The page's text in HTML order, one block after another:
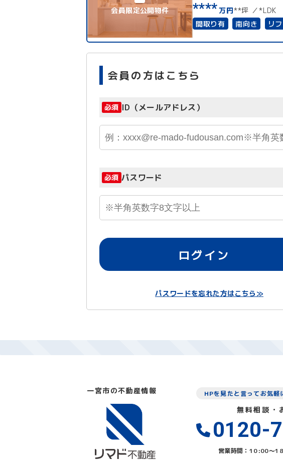
会員限定公開物件 ****万円**坪 *LDK
間取り有 南向き リ
会員の方はこちら
必須 ID（メールアドレス）
必須 パスワード
ログイン
パスワードを忘れた方はこちら≫
一宮市の不動産情報 HPを見たと言ってお気軽
無料相談・
0120-
営業時間：10:00〜